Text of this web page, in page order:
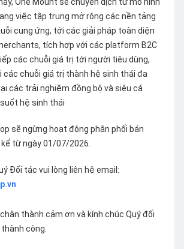
việc tập trung mở rộng các nền tảng
cung ứng, tới các giải pháp toàn diện
tích hợp với các platform B2C
các chuỗi giá trị tới người tiêu dùng,
các chuỗi giá trị thành hệ sinh thái đa
các trải nghiệm đồng bộ và siêu cá
hệ sinh thái
sẽ ngừng hoạt động phân phối bán
kể từ ngày 01/07/2026.
Đối tác vui lòng liên hệ email:
thành cảm ơn và kính chúc Quý đối
công.